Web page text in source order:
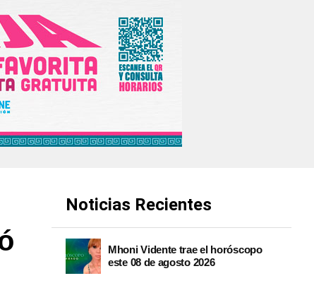
Noticias Recientes
Mhoni Vidente trae el horóscopo
este 08 de agosto 2026